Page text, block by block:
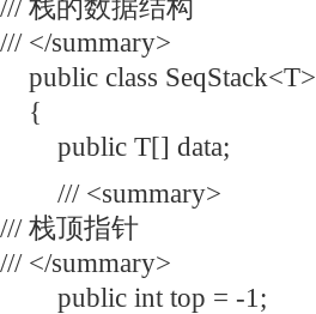
/// 栈的数据结构
/// </summary>
public class SeqStack<T>
{
public T[] data;
/// <summary>
/// 栈顶指针
/// </summary>
public int top = -1;